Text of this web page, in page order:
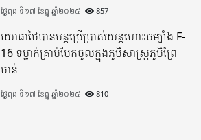
ថ្ងៃពុធ ទី១៧ ខែធ្នូ ឆ្នាំ២០២៥ 857
យោធាថៃបានបន្តប្រើប្រាស់យន្តហោះចម្បាំង F-
16 ទម្លាក់គ្រាប់បែកចូលក្នុងភូមិសាស្ត្រភូមិព្រៃ
ចាន់
ថ្ងៃពុធ ទី១៧ ខែធ្នូ ឆ្នាំ២០២៥ 810